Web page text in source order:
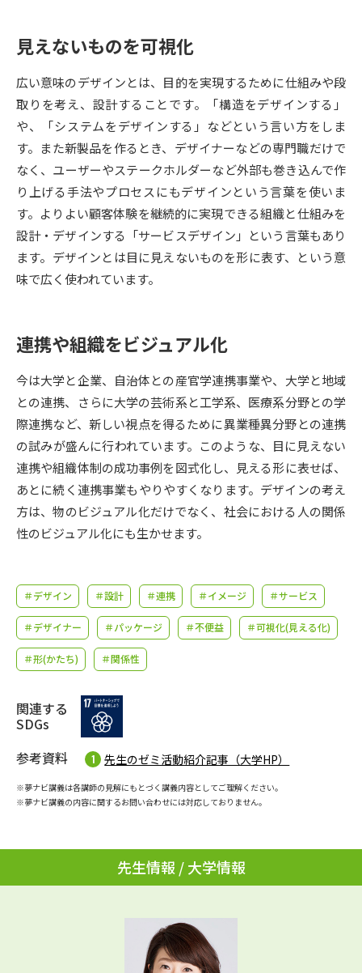
SELFBRAND特集ページ
オープンキャンパスなどを調べる
オープンキャンパス検索 実施プログラムから探す
受験準備 資料検索
併願校選び 受験スケジュールを立てよう
先輩が入学を決めた理由 テレメール全国一斉進学調査
新生活お役立ちガイド
学問発見 学問検索
学問のミニ講義「夢ナビ講義」 学問分野解説
学問の教科書
Ｑ＆Ａ よくあるご質問
資料の料金の
お支払いについて
受付内容・発送状況の確認
テレメール進学カタログ
訂正のご案内
見えないものを可視化
広い意味のデザインとは、目的を実現するために仕組みや段
取りを考え、設計することです。「構造をデザインする」
や、「システムをデザインする」などという言い方をしま
す。また新製品を作るとき、デザイナーなどの専門職だけで
なく、ユーザーやステークホルダーなど外部も巻き込んで作
り上げる手法やプロセスにもデザインという言葉を使いま
す。よりよい顧客体験を継続的に実現できる組織と仕組みを
設計・デザインする「サービスデザイン」という言葉もあり
ます。デザインとは目に見えないものを形に表す、という意
味で広く使われています。
連携や組織をビジュアル化
今は大学と企業、自治体との産官学連携事業や、大学と地域
との連携、さらに大学の芸術系と工学系、医療系分野との学
際連携など、新しい視点を得るために異業種異分野との連携
の試みが盛んに行われています。このような、目に見えない
連携や組織体制の成功事例を図式化し、見える形に表せば、
あとに続く連携事業もやりやすくなります。デザインの考え
方は、物のビジュアル化だけでなく、社会における人の関係
性のビジュアル化にも生かせます。
＃デザイン ＃設計 ＃連携 ＃イメージ ＃サービス
＃デザイナー ＃パッケージ ＃不便益 ＃可視化(見える化)
＃形(かたち) ＃関係性
関連する
SDGs
参考資料
先生のゼミ活動紹介記事（大学HP）
※夢ナビ講義は各講師の見解にもとづく講義内容としてご理解ください。
※夢ナビ講義の内容に関するお問い合わせには対応しておりません。
先生情報 / 大学情報